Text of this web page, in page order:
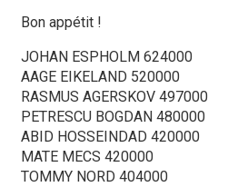
Bon appétit !
JOHAN ESPHOLM 624000
AAGE EIKELAND 520000
RASMUS AGERSKOV 497000
PETRESCU BOGDAN 480000
ABID HOSSEINDAD 420000
MATE MECS 420000
TOMMY NORD 404000